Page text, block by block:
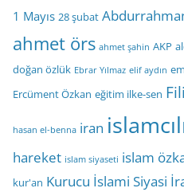
1 Mayıs 28 şubat
ahmet örs ahmet şahin AKP
doğan özlük Ebrar Yılmaz elif aydın
Ercüment Özkan eğitim ilke-sen
hasan el-benna iran
hareket islam siyaseti islam
kur'an Kurucu İslami Siyasi